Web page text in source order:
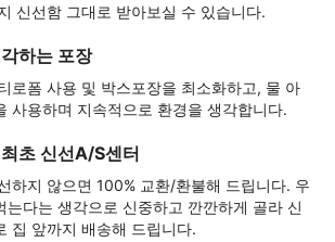
신선함 그대로 받아보실 수 있습니다.
하는 포장
로폼 사용 및 박스포장을 최소화하고, 물 아
사용하며 지속적으로 환경을 생각합니다.
초 신선A/S센터
하지 않으면 100% 교환/환불해 드립니다. 우
는다는 생각으로 신중하고 깐깐하게 골라 신
집 앞까지 배송해 드립니다.